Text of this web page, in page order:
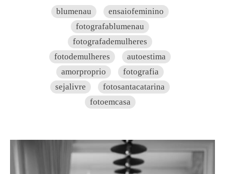
blumenau
ensaiofeminino
fotografablumenau
fotografademulheres
fotodemulheres
autoestima
amorproprio
fotografia
sejalivre
fotosantacatarina
fotoemcasa